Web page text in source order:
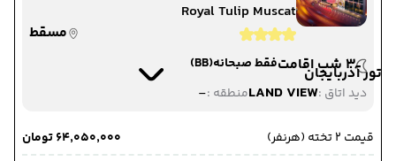
تور آذربایجان
Royal Tulip Muscat
مسقط
3 شب اقامت
فقط صبحانه(BB)
دید اتاق :LAND VIEWمنطقه :-
قیمت 2 تخته (هرنفر)
۶۴٬۰۵۰٬۰۰۰ تومان